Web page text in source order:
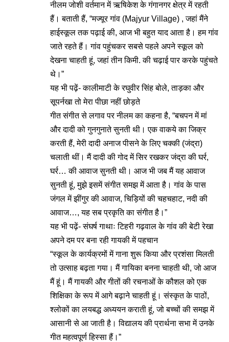
नीलम जोशी वर्तमान में ऋषिकेश के गंगानगर क्षेत्र में रहती
हैं। बताती हैं, “मज्यूर गांव (Majyur Village) , जहां मैंने
हाईस्कूल तक पढ़ाई की, आज भी बहुत याद आता है। हम गांव
जाते रहते हैं। गांव पहुंचकर सबसे पहले अपने स्कूल को
देखना चाहती हूं, जहां तीन किमी. की चढ़ाई पार करके पहुंचते
थे।”
यह भी पढ़ें-कालीमाटी के रघुवीर सिंह बोले, ताड़का और
सूपर्नखा तो मेरा पीछा नहीं छोड़ते
गीत संगीत से लगाव पर नीलम का कहना है, “बचपन में मां
और दादी को गुनगुनाते सुनती थी। एक वाकये का जिक्र
करती हैं, मेरी दादी अनाज पीसने के लिए चक्की (जंद्रा)
चलाती थीं। मैं दादी की गोद में सिर रखकर जंद्रा की घर्र,
घर्र… की आवाज सुनती थी। आज भी जब मैं यह आवाज
सुनती हूं, मुझे इसमें संगीत समझ में आता है। गांव के पास
जंगल में झींगुर की आवाज, चिड़ियों की चहचहाट, नदी की
आवाज…, यह सब प्रकृति का संगीत है।”
यह भी पढ़ें-संघर्ष गाथाः टिहरी गढ़वाल के गांव की बेटी रेखा
अपने दम पर बना रही गायकी में पहचान
“स्कूल के कार्यक्रमों में गाना शुरू किया और प्रशंसा मिलती
तो उत्साह बढ़ता गया। मैं गायिका बनना चाहती थी, जो आज
मैं हूं। मैं गायकी और गीतों की रचनाओं के कौशल को एक
शिक्षिका के रूप में आगे बढ़ाने चाहती हूं। संस्कृत के पाठों,
श्लोकों का लयबद्ध अध्ययन कराती हूं, जो बच्चों की समझ में
आसानी से आ जाती है। विद्यालय की प्रार्थना सभा में उनके
गीत महत्वपूर्ण हिस्सा हैं।”